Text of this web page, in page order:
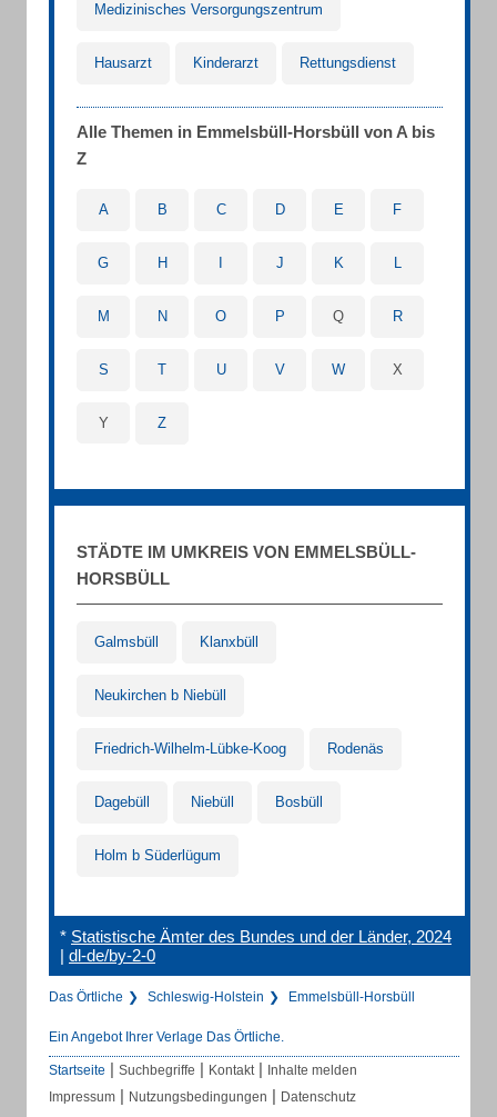
Medizinisches Versorgungszentrum
Hausarzt Kinderarzt Rettungsdienst
Alle Themen in Emmelsbüll-Horsbüll von A bis
Z
A B C D E F
G H J K L
M N O P Q R
S T U V W X
Y Z
STÄDTE IM UMKREIS VON EMMELSBÜLL-
HORSBÜLL
Galmsbüll Klanxbüll
Neukirchen b Niebüll
Friedrich-Wilhelm-Lübke-Koog Rodenäs
Dagebüll Niebüll Bosbüll
Holm b Süderlügum
* Statistische Ämter des Bundes und der Länder, 2024
| dl-de/by-2-0
Das Örtliche Schleswig-Holstein Emmelsbüll-Horsbüll
Ein Angebot Ihrer Verlage Das Örtliche.
Startseite | Suchbegriffe | Kontakt | Inhalte melden
Impressum | Nutzungsbedingungen | Datenschutz